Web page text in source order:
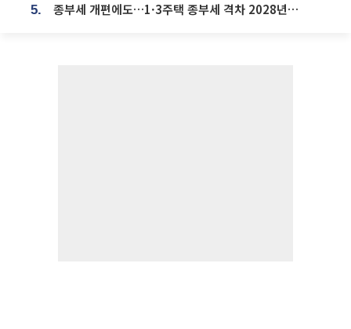
5. 종부세 개편에도…1·3주택 종부세 격차 2028년부터 확대